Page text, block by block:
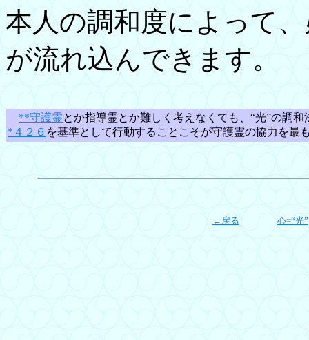
本人の調和度によって
が流れ込んできます。
**守護霊とか指導霊とか難しく考えなくても、“光”の調
*４２６ を基準として行動することこそが守護霊の協力を最
←戻る 心=“光”